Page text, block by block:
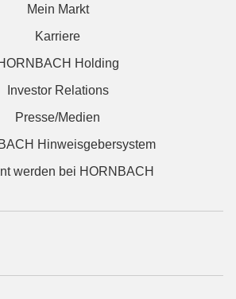
Mein Markt
Karriere
Holding
Investor Relations
Presse/Medien
Hinweisgebersystem
werden bei HORNBACH